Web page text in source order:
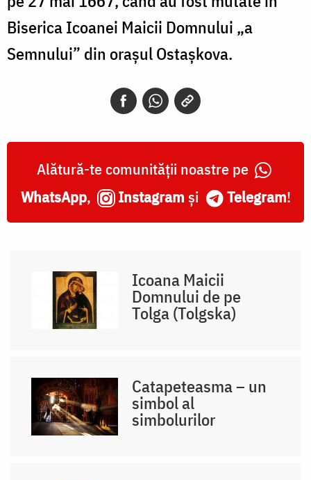
Biserica Icoanei Maicii Domnului „a
Semnului” din orașul Ostașkova.
Alătură-te comunității noastre pe
WhatsApp, Instagram și Telegram!
Icoana Maicii
Domnului de pe
Tolga (Tolgska)
Catapeteasma – un
simbol al
simbolurilor